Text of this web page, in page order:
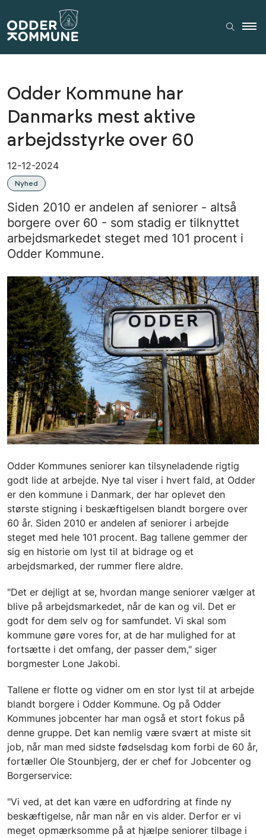
Odder Kommune har
Danmarks mest aktive
arbejdsstyrke over 60
12-12-2024
Nyhed
Siden 2010 er andelen af seniorer - altså
borgere over 60 - som stadig er tilknyttet
arbejdsmarkedet steget med 101 procent i
Odder Kommune.
Odder Kommunes seniorer kan tilsyneladende rigtig
godt lide at arbejde. Nye tal viser i hvert fald, at Odder
er den kommune i Danmark, der har oplevet den
største stigning i beskæftigelsen blandt borgere over
60 år. Siden 2010 er andelen af seniorer i arbejde
steget med hele 101 procent. Bag tallene gemmer der
sig en historie om lyst til at bidrage og et
arbejdsmarked, der rummer flere aldre.
"Det er dejligt at se, hvordan mange seniorer vælger at
blive på arbejdsmarkedet, når de kan og vil. Det er
godt for dem selv og for samfundet. Vi skal som
kommune gøre vores for, at de har mulighed for at
fortsætte i det omfang, der passer dem," siger
borgmester Lone Jakobi.
Tallene er flotte og vidner om en stor lyst til at arbejde
blandt borgere i Odder Kommune. Og på Odder
Kommunes jobcenter har man også et stort fokus på
denne gruppe. Det kan nemlig være svært at miste sit
job, når man med sidste fødselsdag kom forbi de 60 år,
fortæller Ole Stounbjerg, der er chef for Jobcenter og
Borgerservice:
"Vi ved, at det kan være en udfordring at finde ny
beskæftigelse, når man når en vis alder. Derfor er vi
meget opmærksomme på at hjælpe seniorer tilbage i